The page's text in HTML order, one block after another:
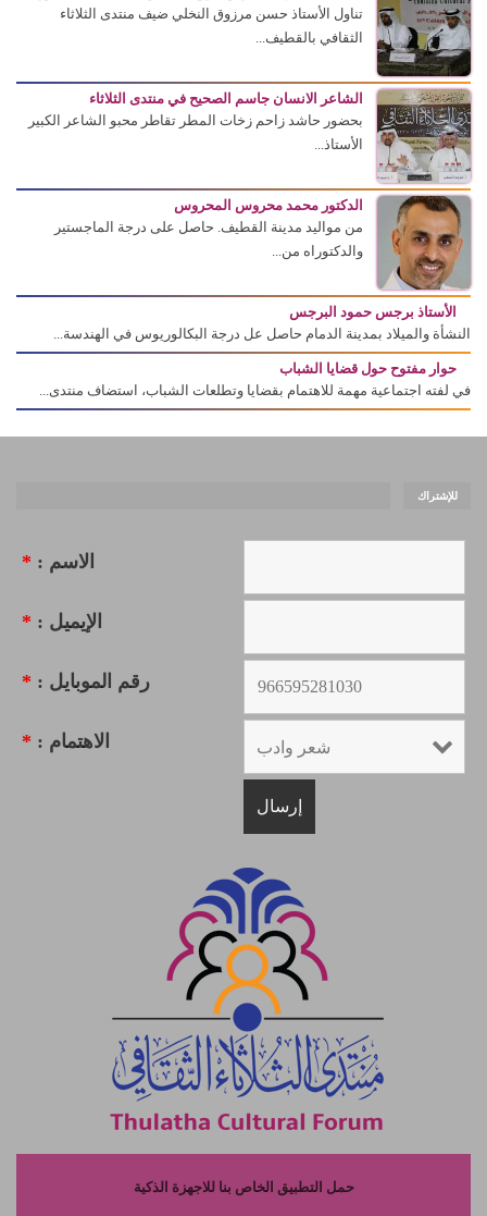
تناول الأستاذ حسن مرزوق النخلي ضيف منتدى الثلاثاء
الثقافي بالقطيف...
الشاعر الانسان جاسم الصحيح في منتدى الثلاثاء
بحضور حاشد زاحم زخات المطر تقاطر محبو الشاعر الكبير
الأستاذ...
الدكتور محمد محروس المحروس
من مواليد مدينة القطيف. حاصل على درجة الماجستير
والدكتوراه من...
الأستاذ برجس حمود البرجس
النشأة والميلاد بمدينة الدمام حاصل عل درجة البكالوريوس في الهندسة...
حوار مفتوح حول قضايا الشباب
في لفته اجتماعية مهمة للاهتمام بقضايا وتطلعات الشباب، استضاف منتدى...
للإشتراك
الاسم : *
الإيميل : *
رقم الموبايل : *
الاهتمام : *
حمل التطبيق الخاص بنا للاجهزة الذكية